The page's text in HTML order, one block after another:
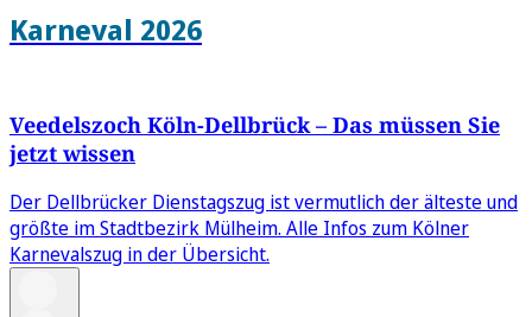
Karneval 2026
Veedelszoch Köln-Dellbrück – Das müssen Sie
jetzt wissen
Der Dellbrücker Dienstagszug ist vermutlich der älteste und
größte im Stadtbezirk Mülheim. Alle Infos zum Kölner
Karnevalszug in der Übersicht.